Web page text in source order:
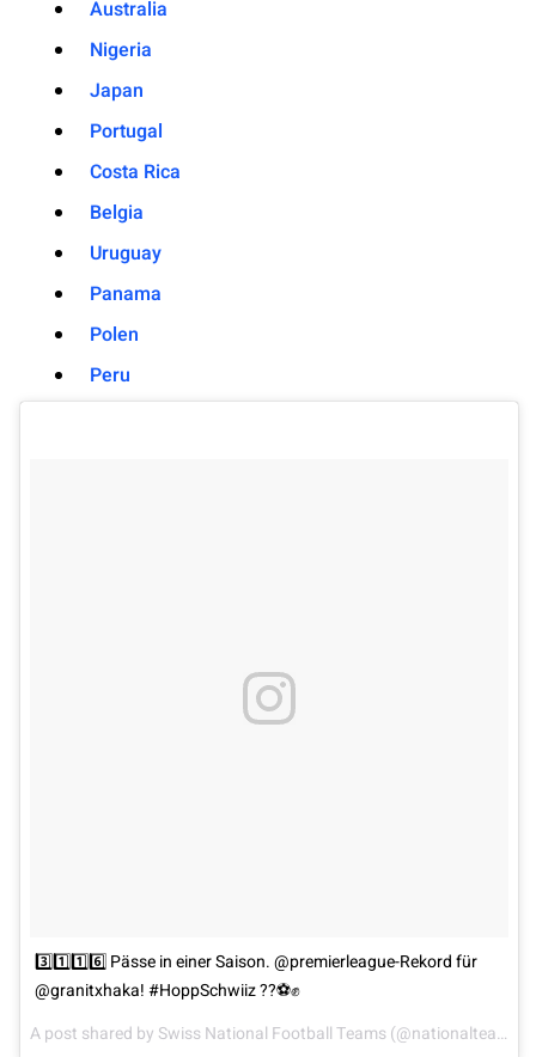
Australia
Nigeria
Japan
Portugal
Costa Rica
Belgia
Uruguay
Panama
Polen
Peru
3️⃣1️⃣1️⃣6️⃣ Pässe in einer Saison. @premierleague-Rekord für
@granitxhaka! #HoppSchwiiz ??⚽️✊️
A post shared by Swiss National Football Teams(@nationalteams_sfvasf) on